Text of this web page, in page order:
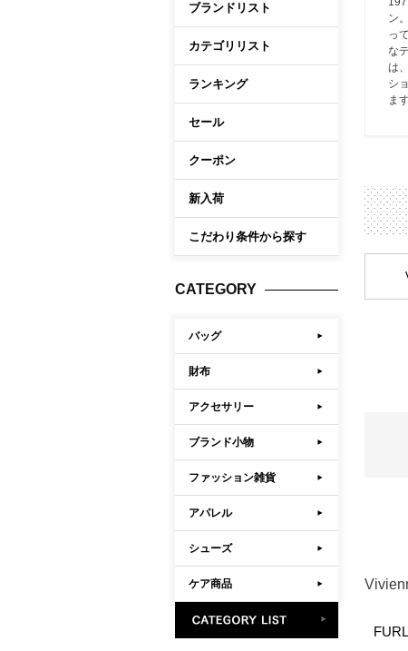
こだわり条件から探す
悪質サ
会員登
会員ラ
閲覧履
ポイン
ブランドリスト
カテゴリリスト
ランキング
セール
クーポン
新入荷
こだわり条件から探す
CATEGORY
バッグ
財布
アクセサリー
ブランド小物
ファッション雑貨
アパレル
シューズ
ケア商品
ン
っ
な
は
シ
ます